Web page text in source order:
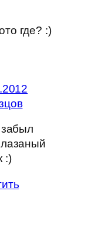
где? :)
:)